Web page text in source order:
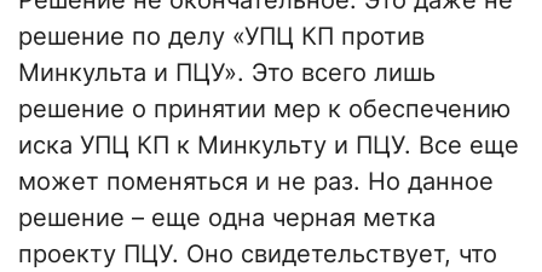
решение по делу «УПЦ КП против
Минкульта и ПЦУ». Это всего лишь
решение о принятии мер к обеспечению
иска УПЦ КП к Минкульту и ПЦУ. Все еще
может поменяться и не раз. Но данное
решение – еще одна черная метка
проекту ПЦУ. Оно свидетельствует, что